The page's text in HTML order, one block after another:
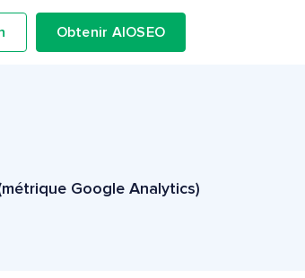
Obtenir AIOSEO
Google Analytics)